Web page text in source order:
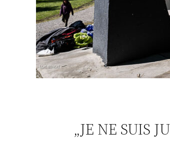
„JE NE SUIS